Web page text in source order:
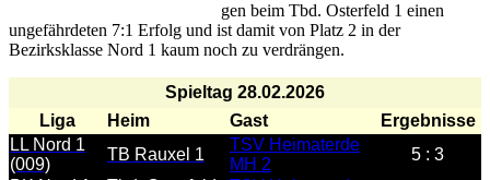
gen beim Tbd. Osterfeld 1 einen
ungefährdeten 7:1 Erfolg und ist damit von Platz 2 in der
Bezirksklasse Nord 1 kaum noch zu verdrängen.
Spieltag 28.02.2026
Liga
Heim Gast
Ergebnisse
LL Nord 1
(009)
TB Rauxel 1
TSV Heimaterde
MH 2
5 : 3